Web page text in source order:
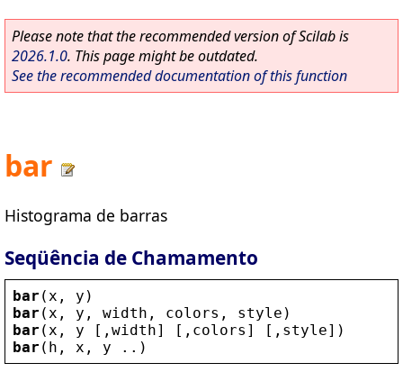
Please note that the recommended version of Scilab is
2026.1.0. This page might be outdated.
See the recommended documentation of this function
bar
Histograma de barras
Seqüência de Chamamento
bar ( x , y )
bar ( x , y , width , colors , style )
bar ( x , y [, width] [, colors ] [, style])
bar ( h , x , y ..)